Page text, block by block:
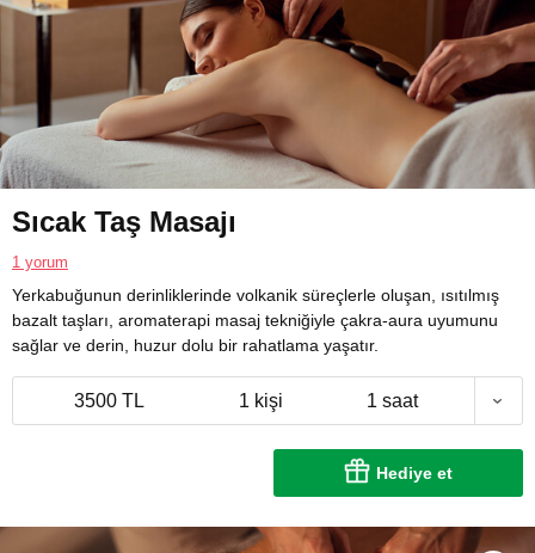
Sıcak Taş Masajı
1 yorum
Yerkabuğunun derinliklerinde volkanik süreçlerle oluşan, ısıtılmış
bazalt taşları, aromaterapi masaj tekniğiyle çakra-aura uyumunu
sağlar ve derin, huzur dolu bir rahatlama yaşatır.
3500 TL 1 kişi 1 saat
Hediye et